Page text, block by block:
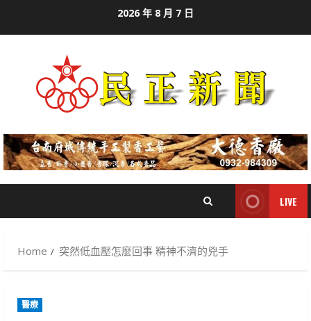
2026 年 8 月 7 日
LIVE
Home 突然低血壓怎麼回事 精神不濟的兇手
醫療